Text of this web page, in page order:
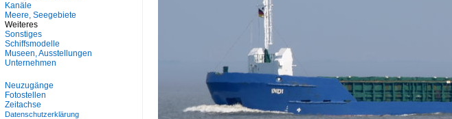
Kanäle
Meere, Seegebiete
Weiteres
Sonstiges
Schiffsmodelle
Museen, Ausstellungen
Unternehmen
Neuzugänge
Fotostellen
Zeitachse
Datenschutzerklärung